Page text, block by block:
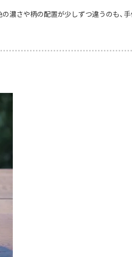
濃さや柄の配置が少しずつ違うのも、